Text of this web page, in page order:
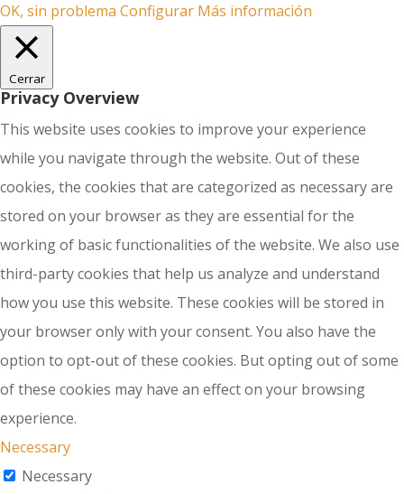
OK, sin problema Configurar Más información
Cerrar
Privacy Overview
This website uses cookies to improve your experience
while you navigate through the website. Out of these
cookies, the cookies that are categorized as necessary are
stored on your browser as they are essential for the
working of basic functionalities of the website. We also use
third-party cookies that help us analyze and understand
how you use this website. These cookies will be stored in
your browser only with your consent. You also have the
option to opt-out of these cookies. But opting out of some
of these cookies may have an effect on your browsing
experience.
Necessary
Necessary